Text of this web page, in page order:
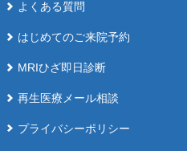
よくある質問
はじめてのご来院予約
MRIひざ即日診断
再生医療メール相談
プライバシーポリシー